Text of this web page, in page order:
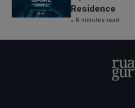
Residence
• 8 minutes read